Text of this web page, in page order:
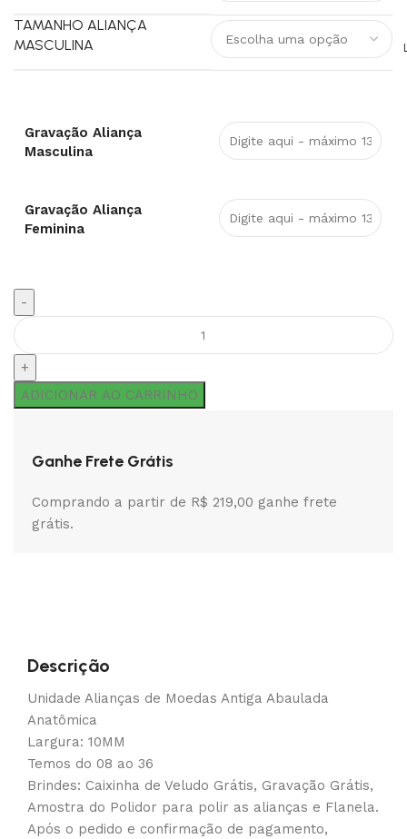
TAMANHO ALIANÇA
MASCULINA
Gravação Aliança
Masculina
Gravação Aliança
Feminina
ADICIONAR AO CARRINHO
Ganhe Frete Grátis
Comprando a partir de R$ 219,00 ganhe frete
grátis.
Descrição
Unidade Alianças de Moedas Antiga Abaulada
Anatômica
Largura: 10MM
Temos do 08 ao 36
Brindes: Caixinha de Veludo Grátis, Gravação Grátis,
Amostra do Polidor para polir as alianças e Flanela.
Após o pedido e confirmação de pagamento,